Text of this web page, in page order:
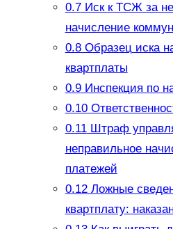
0.7Иск к ТСЖ за
начисление
0.8Образец иска
квартплаты
0.9Инспекция по
0.10
0.11Штраф
неправильное
платежей
0.12Ложные
квартплату: